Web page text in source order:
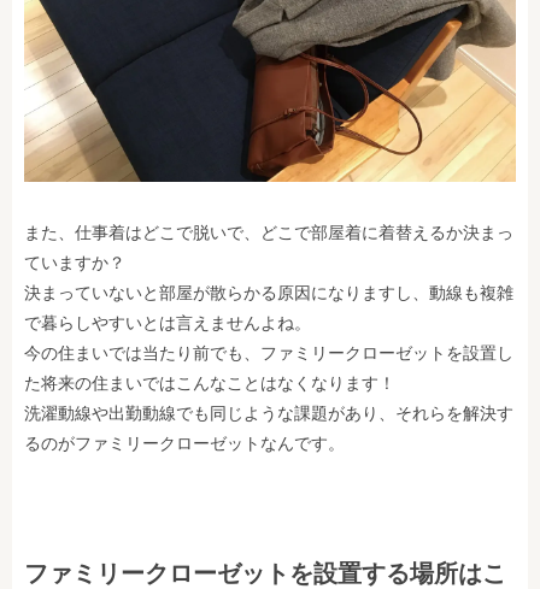
また、仕事着はどこで脱いで、どこで部屋着に着替えるか決まっ
ていますか？
決まっていないと部屋が散らかる原因になりますし、動線も複雑
で暮らしやすいとは言えませんよね。
今の住まいでは当たり前でも、ファミリークローゼットを設置し
た将来の住まいではこんなことはなくなります！
洗濯動線や出勤動線でも同じような課題があり、それらを解決す
るのがファミリークローゼットなんです。
ファミリークローゼットを設置する場所はこ